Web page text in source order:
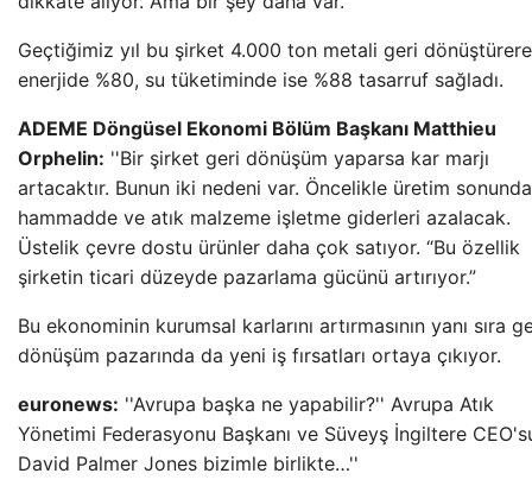
Geçtiğimiz yıl bu şirket 4.000 ton metali geri
enerjide %80, su tüketiminde ise %88 tasarruf sağladı.
ADEME Döngüsel Ekonomi Bölüm Başkanı Matthieu
Orphelin: ''Bir şirket geri dönüşüm yaparsa kar marjı
artacaktır. Bunun iki nedeni var. Öncelikle üretim
hammadde ve atık malzeme işletme giderleri azalacak.
Üstelik çevre dostu ürünler daha çok satıyor. “Bu özellik
şirketin ticari düzeyde pazarlama gücünü artırıyor.”
Bu ekonominin kurumsal karlarını artırmasının yanı sıra
dönüşüm pazarında da yeni iş fırsatları ortaya çıkıyor.
euronews: ''Avrupa başka ne yapabilir?'' Avrupa Atık
Yönetimi Federasyonu Başkanı ve Süveyş İngiltere
David Palmer Jones bizimle birlikte…''